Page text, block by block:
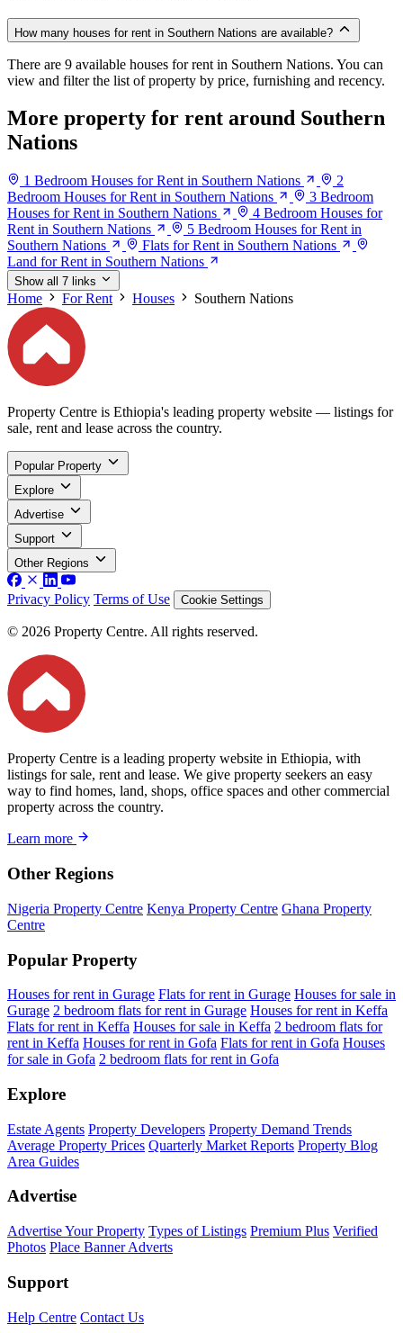
How many houses for rent in Southern Nations are available?
There are 9 available houses for rent in Southern Nations. You can
view and filter the list of property by price, furnishing and recency.
More property for rent around Southern
Nations
1 Bedroom Houses for Rent in Southern Nations
2
Bedroom Houses for Rent in Southern Nations
3 Bedroom
Houses for Rent in Southern Nations
4 Bedroom Houses for
Rent in Southern Nations
5 Bedroom Houses for Rent in
Southern Nations
Flats for Rent in Southern Nations
Land for Rent in Southern Nations
Show all 7 links
Home For Rent Houses Southern Nations
Property Centre is Ethiopia's leading property website — listings for
sale, rent and lease across the country.
Popular Property
Explore
Advertise
Support
Other Regions
Privacy Policy Terms of Use Cookie Settings
© 2026 Property Centre. All rights reserved.
Property Centre is a leading property website in Ethiopia, with
listings for sale, rent and lease. We give property seekers an easy
way to find homes, land, shops, office spaces and other commercial
property across the country.
Learn more
Other Regions
Nigeria Property Centre Kenya Property Centre Ghana Property
Centre
Popular Property
Houses for rent in Gurage Flats for rent in Gurage Houses for sale in
Gurage 2 bedroom flats for rent in Gurage Houses for rent in Keffa
Flats for rent in Keffa Houses for sale in Keffa 2 bedroom flats for
rent in Keffa Houses for rent in Gofa Flats for rent in Gofa Houses
for sale in Gofa 2 bedroom flats for rent in Gofa
Explore
Estate Agents Property Developers Property Demand Trends
Average Property Prices Quarterly Market Reports Property Blog
Area Guides
Advertise
Advertise Your Property Types of Listings Premium Plus Verified
Photos Place Banner Adverts
Support
Help Centre Contact Us